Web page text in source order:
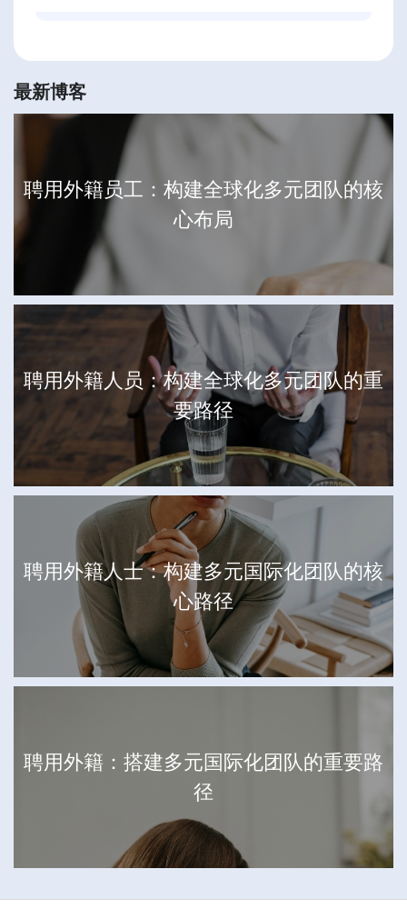
最新博客
聘用外籍员工：构建全球化多元团队的核
心布局
聘用外籍人员：构建全球化多元团队的重
要路径
聘用外籍人士：构建多元国际化团队的核
心路径
聘用外籍：搭建多元国际化团队的重要路
径